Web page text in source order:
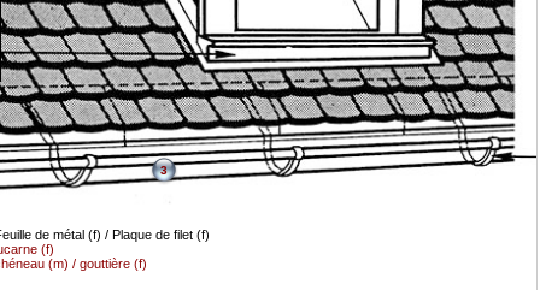
de métal (f) / Plaque de filet (f)
(f)
(m) / gouttière (f)
3